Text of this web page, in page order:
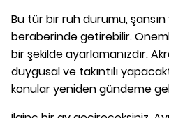
Bu tür bir ruh durumu,
beraberinde getirebilir.
bir şekilde ayarlamanızdır.
duygusal ve takıntılı
konular yeniden gündeme